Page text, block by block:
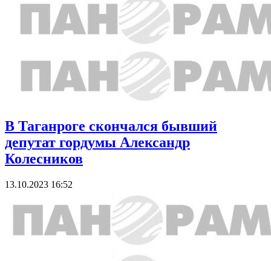
В Таганроге скончался бывший
депутат гордумы Александр
Колесников
13.10.2023 16:52